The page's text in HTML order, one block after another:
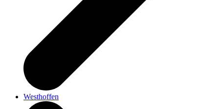
Westhoffen